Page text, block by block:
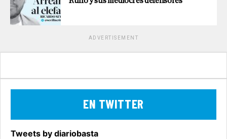
ADVERTISEMENT
EN TWITTER
Tweets by diariobasta